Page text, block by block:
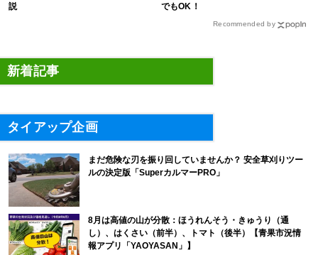
説
でもOK！
Recommended by
新着記事
タイアップ企画
まだ危険な刃を振り回していませんか？ 安全草刈りツー
ルの決定版「SuperカルマーPRO」
8月は高値の山が分散：ほうれんそう・きゅうり（通
し）、はくさい（前半）、トマト（後半）【青果市況情
報アプリ「YAOYASAN」】